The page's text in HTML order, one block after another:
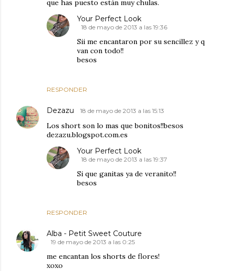
que has puesto están muy chulas.
RESPONDER
Your Perfect Look
18 de mayo de 2013 a las 19:36
Sii me encantaron por su sencillez y q
van con todo!!
besos
Dezazu 18 de mayo de 2013 a las 15:13
Los short son lo mas que bonitos!!besos
dezazu.blogspot.com.es
RESPONDER
Your Perfect Look
18 de mayo de 2013 a las 19:37
Si que ganitas ya de veranito!!
besos
Alba - Petit Sweet Couture
19 de mayo de 2013 a las 0:25
me encantan los shorts de flores!
xoxo